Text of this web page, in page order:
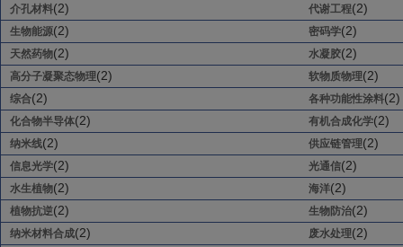
介孔材料(2) 代谢工程(2)
生物能源(2) 密码学(2)
天然药物(2) 水凝胶(2)
高分子凝聚态物理(2) 软物质物理(2)
综合(2) 各种功能性涂料(2)
化合物半导体(2) 有机合成化学(2)
纳米线(2) 供应链管理(2)
信息光学(2) 光通信(2)
水生植物(2) 海洋(2)
植物抗逆(2) 生物防治(2)
纳米材料合成(2) 废水处理(2)